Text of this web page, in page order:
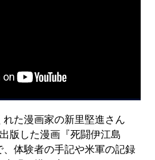
た漫画家の新里堅進さん
版した漫画『死闘伊江島
体験者の手記や米軍の記録